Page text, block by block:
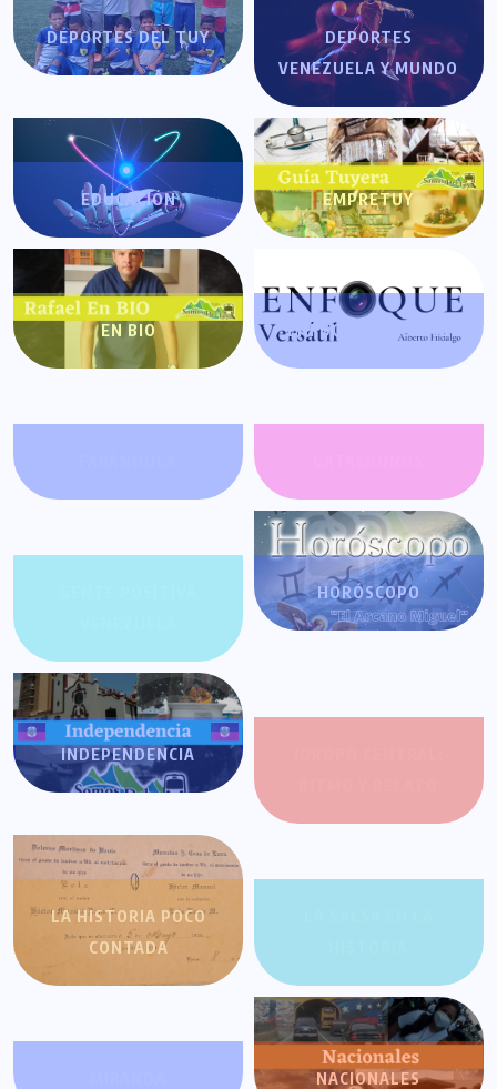
DEPORTES DEL TUY
DEPORTES
VENEZUELA Y MUNDO
EDUCACIÓN EMPRETUY
EN BIO ENFOQUE VERSÁTIL
HORÓSCOPO
INDEPENDENCIA
LA HISTORIA POCO
CONTADA
NACIONALES